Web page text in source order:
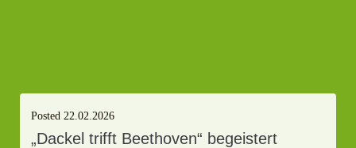
Posted 22.02.2026
„Dackel trifft Beethoven“ begeistert